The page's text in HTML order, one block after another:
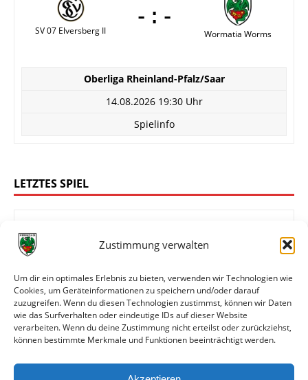
Zustimmung verwalten
Um dir ein optimales Erlebnis zu bieten, verwenden wir Technologien wie
Cookies, um Geräteinformationen zu speichern und/oder darauf
zuzugreifen. Wenn du diesen Technologien zustimmst, können wir Daten
wie das Surfverhalten oder eindeutige IDs auf dieser Website
verarbeiten. Wenn du deine Zustimmung nicht erteilst oder zurückziehst,
können bestimmte Merkmale und Funktionen beeinträchtigt werden.
SV 07 Elversberg II
-:-
Wormatia Worms
Oberliga Rheinland-Pfalz/Saar
14.08.2026 19:30 Uhr
Spielinfo
LETZTES SPIEL
Wormatia Worms
4:0
Oberliga Rheinland-Pfalz/Saar
08.08.2026 14:00 Uhr
Spielinfo